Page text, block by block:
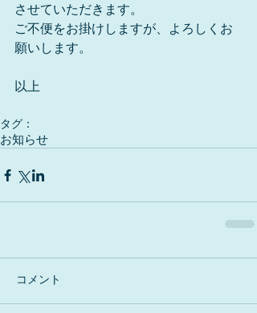
させていただきます。
ご不便をお掛けしますが、よろしくお
願いします。
以上
タグ：
お知らせ
コメント